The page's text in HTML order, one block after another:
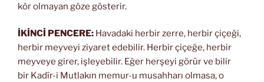
kör olmayan göze gösterir.
İKİNCİ PENCERE: Havadaki herbir zerre, herbir çiçeği,
herbir meyveyi ziyaret edebilir. Herbir çiçeğe, herbir
meyveye girer, işleyebilir. Eğer herşeyi görür ve bilir
bir Kadîr-i Mutlakın memur-u musahharı olmasa, o